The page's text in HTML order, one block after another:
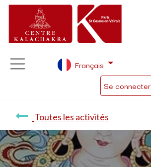
Se connecter
Français
Toutes les activités